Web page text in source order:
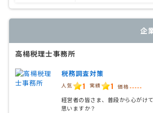
企
高楊税理士事務所
税務調査対策
人気 1 実績 1 価格 -----
経営者の皆さま、普段から心がけ
思いますか？